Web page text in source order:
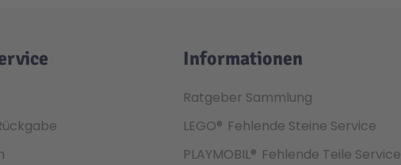
Informationen
Ratgeber Sammlung
LEGO® Fehlende Steine Service
PLAYMOBIL® Fehlende Teile Service